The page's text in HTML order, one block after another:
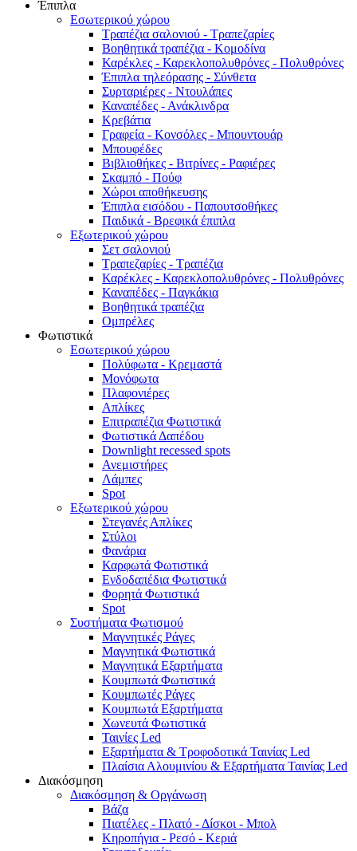
Έπιπλα
Εσωτερικού χώρου
Τραπέζια σαλονιού - Τραπεζαρίες
Βοηθητικά τραπέζια - Κομοδίνα
Καρέκλες - Καρεκλοπολυθρόνες - Πολυθρόνες
Έπιπλα τηλεόρασης - Σύνθετα
Συρταριέρες - Ντουλάπες
Καναπέδες - Ανάκλινδρα
Κρεβάτια
Γραφεία - Κονσόλες - Μπουντουάρ
Μπουφέδες
Βιβλιοθήκες - Βιτρίνες - Ραφιέρες
Σκαμπό - Πούφ
Χώροι αποθήκευσης
Έπιπλα εισόδου - Παπουτσοθήκες
Παιδικά - Βρεφικά έπιπλα
Εξωτερικού χώρου
Σετ σαλονιού
Τραπεζαρίες - Τραπέζια
Καρέκλες - Καρεκλοπολυθρόνες - Πολυθρόνες
Καναπέδες - Παγκάκια
Βοηθητικά τραπέζια
Ομπρέλες
Φωτιστικά
Εσωτερικού χώρου
Πολύφωτα - Κρεμαστά
Μονόφωτα
Πλαφονιέρες
Απλίκες
Επιτραπέζια Φωτιστικά
Φωτιστικά Δαπέδου
Downlight recessed spots
Ανεμιστήρες
Λάμπες
Spot
Εξωτερικού χώρου
Στεγανές Απλίκες
Στύλοι
Φανάρια
Καρφωτά Φωτιστικά
Ενδοδαπέδια Φωτιστικά
Φορητά Φωτιστικά
Spot
Συστήματα Φωτισμού
Μαγνητικές Ράγες
Μαγνητικά Φωτιστικά
Μαγνητικά Εξαρτήματα
Κουμπωτά Φωτιστικά
Κουμπωτές Ράγες
Κουμπωτά Εξαρτήματα
Χωνευτά Φωτιστικά
Ταινίες Led
Εξαρτήματα & Τροφοδοτικά Ταινίας Led
Πλαίσια Αλουμινίου & Εξαρτήματα Ταινίας Led
Διακόσμηση
Διακόσμηση & Οργάνωση
Βάζα
Πιατέλες - Πλατό - Δíσκοι - Μπολ
Κηροπήγια - Ρεσό - Κεριά